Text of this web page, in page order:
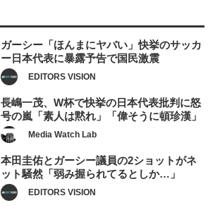
ガーシー「ほんまにヤバい」快挙のサッカ
ー日本代表に暴露予告で国民激震
EDITORS VISION
長嶋一茂、W杯で快挙の日本代表批判に怒
号の嵐「素人は黙れ」「偉そうに頓珍漢」
Media Watch Lab
本田圭佑とガーシー議員の2ショットがネ
ット騒然「弱み握られてるとしか…」
EDITORS VISION